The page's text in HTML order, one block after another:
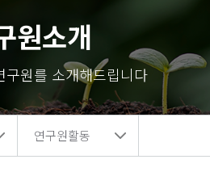
원소개
구원를 소개해드립니다
연구원활동